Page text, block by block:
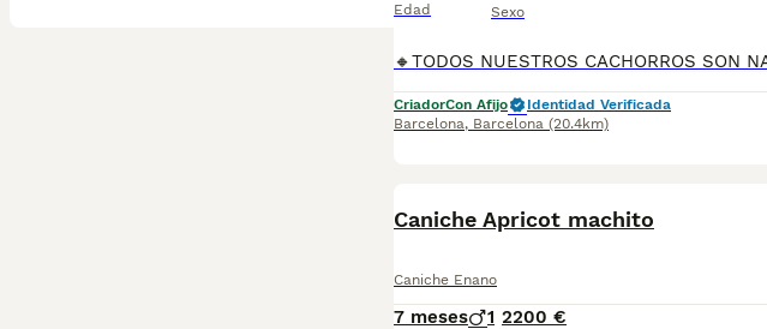
Edad Sexo
CriadorCon Afijo
Identidad Verificada
Barcelona, Barcelona (20.4km)
Caniche Apricot machito
Caniche Enano
7 meses 1 2200 €